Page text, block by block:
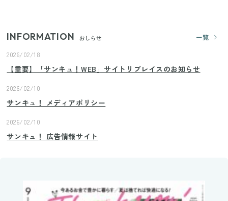
INFORMATION おしらせ
一覧
2026/02/18
【重要】「サンキュ！WEB」サイトリプレイスのお知らせ
2026/02/10
サンキュ！ メディアポリシー
2026/02/10
サンキュ！ 広告情報サイト